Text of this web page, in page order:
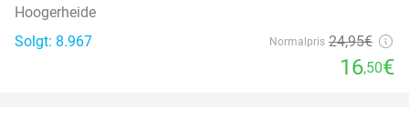
Hoogerheide
Solgt: 8.967
Normalpris 24,95€
16,50€